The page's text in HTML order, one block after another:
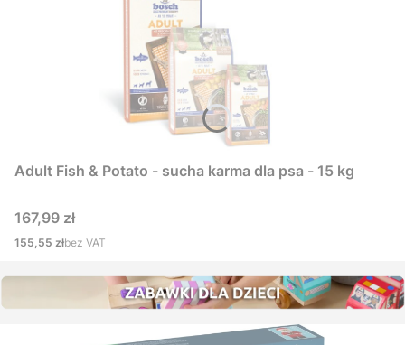
Adult Fish & Potato - sucha karma dla psa - 15 kg
Cena
167,99 zł
Cena
155,55 złbez VAT